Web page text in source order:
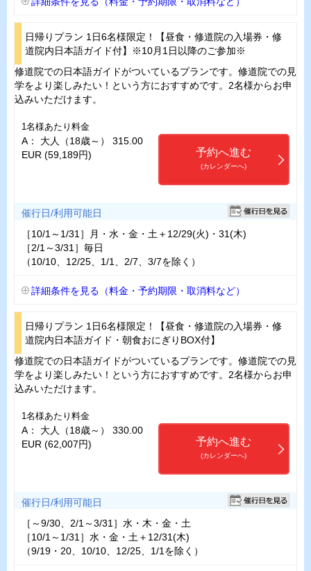
日帰りプラン 1日6名様限定！【昼食・修道院の入場券・修
道院内日本語ガイド付】※10月1日以降のご参加※
修道院での日本語ガイドがついているプランです。修道院での見
学をより楽しみたい！という方におすすめです。2名様からお申
込みいただけます。
1名様あたり料金
A： 大人（18歳～） 315.00
EUR (59,189円)
予約へ進む
(カレンダーへ)
催行日/利用可能日
［10/1～1/31］月・水・金・土＋12/29(火)・31(木)
［2/1～3/31］毎日
（10/10、12/25、1/1、2/7、3/7を除く）
詳細条件を見る（料金・予約期限・取消料など）
日帰りプラン 1日6名様限定！【昼食・修道院の入場券・修
道院内日本語ガイド・朝食おにぎりBOX付】
修道院での日本語ガイドがついているプランです。修道院での見
学をより楽しみたい！という方におすすめです。2名様からお申
込みいただけます。
1名様あたり料金
A： 大人（18歳～） 330.00
EUR (62,007円)
予約へ進む
(カレンダーへ)
催行日/利用可能日
［～9/30、2/1～3/31］水・木・金・土
［10/1～1/31］水・金・土＋12/31(木)
（9/19・20、10/10、12/25、1/1を除く）